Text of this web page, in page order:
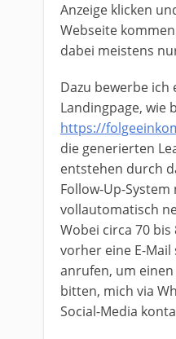
Anzeige klicken
Webseite
dabei meistens
Dazu bewerbe ich
Landingpage, wie
https://
die generierten
entstehen durch
Follow-Up-System
vollautomatisch
Wobei circa 70
vorher eine E-
anrufen, um
bitten, mich via
Social-Media